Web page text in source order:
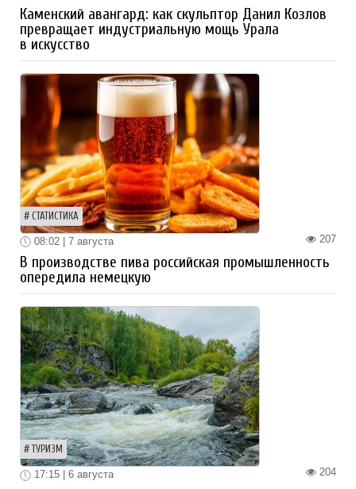
Каменский авангард: как скульптор Данил Козлов
превращает индустриальную мощь Урала
в искусство
СТАТИСТИКА
207
08:02 | 7 августа
В производстве пива российская промышленность
опередила немецкую
ТУРИЗМ
204
17:15 | 6 августа